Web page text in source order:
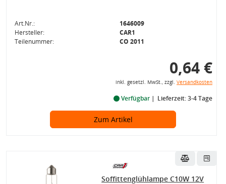
Art.Nr.:
1646009
Hersteller:
CAR1
Teilenummer:
CO 2011
0,64 €
inkl. gesetzl. MwSt., zzgl. Versandkosten
Verfügbar Lieferzeit: 3-4 Tage
Zum Artikel
Soffittenglühlampe C10W 12V